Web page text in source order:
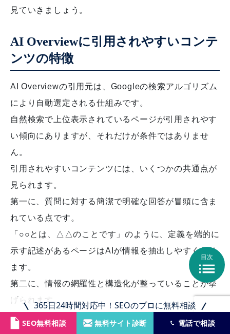
365日24時間対応中！SEOのプロに無料相談
SEO無料相談 無料サイト診断 電話で相談
見ていきましょう。
AI Overviewに引用されやすいコンテ
ンツの特徴
AI Overviewの引用元は、Googleの検索アルゴリズム
により自動選定される仕組みです。
自然検索で上位表示されているページが引用されやす
い傾向にありますが、それだけが条件ではありませ
ん。
引用されやすいコンテンツには、いくつかの共通点が
見られます。
第一に、質問に対する簡潔で明確な回答が冒頭に含ま
れている点です。
「○○とは、△△のことです」のように、定義を端的に
示す記述があるページはAIが情報を抽出しやすくなり
ます。
第二に、情報の網羅性と構造化が整っていることが挙
げられます。
h2・h3の見出し階層が論理的に整理され、各セクシ
目次
